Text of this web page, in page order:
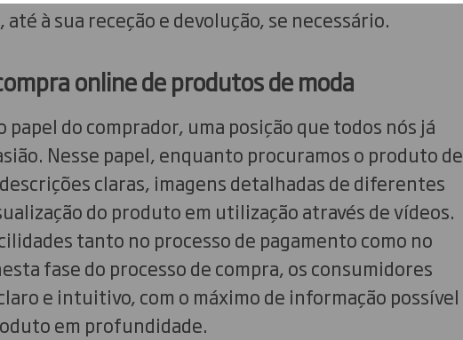
à sua receção e devolução, se necessário.
online de produtos de moda
do comprador, uma posição que todos nós já
Nesse papel, enquanto procuramos o produto de
claras, imagens detalhadas de diferentes
do produto em utilização através de vídeos.
tanto no processo de pagamento como no
fase do processo de compra, os consumidores
e intuitivo, com o máximo de informação possível
em profundidade.